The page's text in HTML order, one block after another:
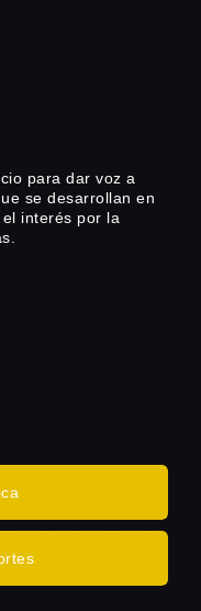
para dar voz a
se desarrollan en
interés por la